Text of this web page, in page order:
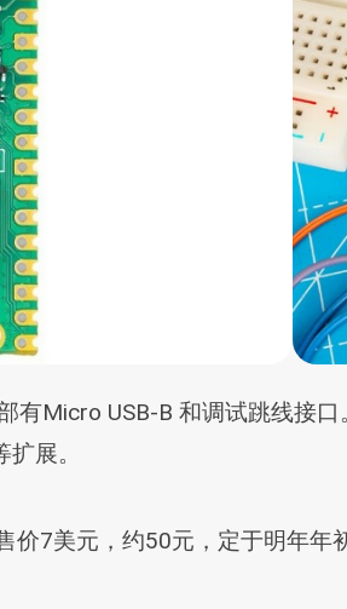
Micro USB-B 和调试跳线接
展。
7美元，约50元，定于明年年